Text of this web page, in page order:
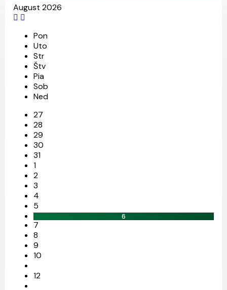
August 2026
Pon
Uto
Str
Štv
Pia
Sob
Ned
27
28
29
30
31
1
2
3
4
5
6
7
8
9
10
12